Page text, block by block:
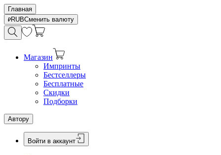
Главная
RUBСменить валюту
Магазин
Импринты
Бестселлеры
Бесплатные
Скидки
Подборки
Автору
Войти в аккаунт